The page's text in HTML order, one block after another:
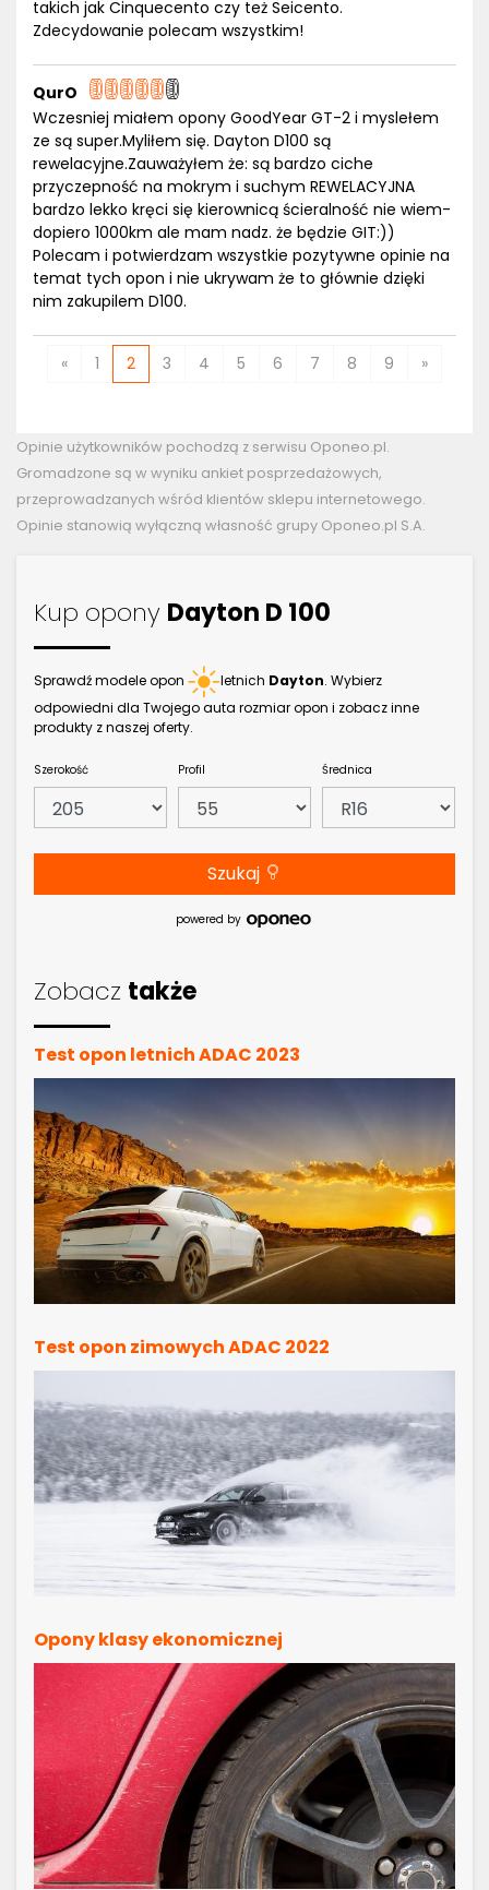
takich jak Cinquecento czy też Seicento.
Zdecydowanie polecam wszystkim!
QurO
Wczesniej miałem opony GoodYear GT-2 i myslełem
ze są super.Myliłem się. Dayton D100 są
rewelacyjne.Zauważyłem że: są bardzo ciche
przyczepność na mokrym i suchym REWELACYJNA
bardzo lekko kręci się kierownicą ścieralność nie wiem-
dopiero 1000km ale mam nadz. że będzie GIT:))
Polecam i potwierdzam wszystkie pozytywne opinie na
temat tych opon i nie ukrywam że to głównie dzięki
nim zakupilem D100.
« 1 2 3 4 5 6 7 8 9 »
Opinie użytkowników pochodzą z serwisu Oponeo.pl.
Gromadzone są w wyniku ankiet posprzedażowych,
przeprowadzanych wśród klientów sklepu internetowego.
Opinie stanowią wyłączną własność grupy Oponeo.pl S.A.
Kup opony Dayton D 100
Sprawdź modele opon letnich Dayton. Wybierz
odpowiedni dla Twojego auta rozmiar opon i zobacz inne
produkty z naszej oferty.
Szerokość Profil Średnica
Szukaj
powered by
Zobacz także
Test opon letnich ADAC 2023
Test opon zimowych ADAC 2022
Opony klasy ekonomicznej